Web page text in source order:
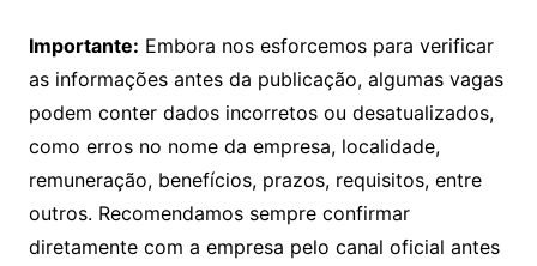
Importante: Embora nos esforcemos para verificar
as informações antes da publicação, algumas vagas
podem conter dados incorretos ou desatualizados,
como erros no nome da empresa, localidade,
remuneração, benefícios, prazos, requisitos, entre
outros. Recomendamos sempre confirmar
diretamente com a empresa pelo canal oficial antes